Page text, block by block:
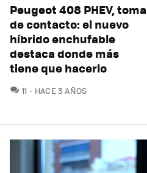
Peugeot 408 PHEV, toma
de contacto: el nuevo
híbrido enchufable
destaca donde más
tiene que hacerlo
11 COMENTARIOS
HACE 3 AÑOS